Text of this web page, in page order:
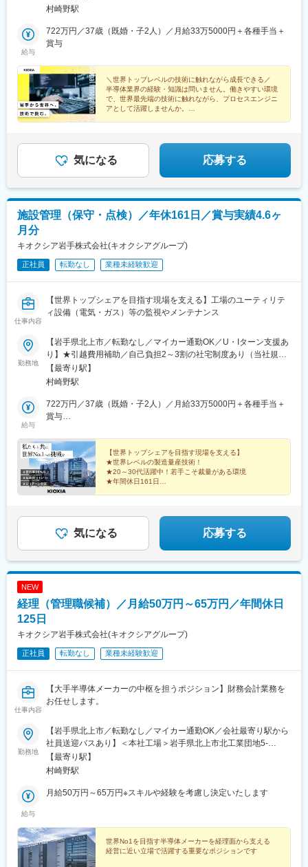
制度があります（当社規定による）。北上市は自然豊かで住みや
す。
村崎野駅
給与
722万円／37歳（既婚・子2人）／月給33万5000円＋各種手当＋
賞与
＼世界トップレベルの技術に触れながら成長できる／
半導体業界の経験・知識は問いません。働きやすい環境
で、世界最先端の技術に触れながら、プロセスエンジニ
アとして活躍しませんか。
★年間休日125日
★転勤なし
気になる 応募する
施設管理（保守・点検）／年休161日／賞与実績4.6ヶ
月分
キオクシア岩手株式会社(キオクシアグループ)
正社員 転勤なし 業種未経験歓迎
仕事内容
【世界トップシェアを目指す現場を支える】工場のユーティリテ
ィ設備（電気・ガス）等の監視やメンテナンス
勤務地
【岩手県北上市／転勤なし／マイカー通勤OK／U・Iターン支援あ
り】★引越費用補助／自己負担2～3割の社宅制度あり（当社規定
による）★会社最寄駅から社員送迎バスあり＜住所＞岩手県北上
市北工業団地6番6号└JR村崎野駅より車で5分└JR北上駅より車
【最寄り駅】
村崎野駅
給与
722万円／37歳（既婚・子2人）／月給33万5000円＋各種手当＋
賞与
【世界トップシェアを目指す現場を支える】
★世界レベルの製造量産技術！
★20～30代活躍中！若手こそ裁量がある環境
★年間休日161日
気になる 応募する
NEW
経理（管理職候補）／月給50万円～65万円／年間休日
125日
キオクシア岩手株式会社(キオクシアグループ)
正社員 転勤なし 業種未経験歓迎
仕事内容
【大手半導体メーカーの中枢を担うポジション】財務会計業務を
お任せします。
勤務地
【岩手県北上市／転勤なし／マイカー通勤OK／会社最寄り駅から
社員送迎バスあり】＜本社工場＞岩手県北上市北工業団地5-
29★U・Iターン歓迎！引っ越し費用補助／自己負担2～3割の社宅
制度があります（当社規定による）。北上市は自然豊かで住みや
す。
【最寄り駅】
村崎野駅
給与
月給50万円～65万円※スキルや経験を考慮し決定いたします
世界No1を目指す半導体メーカーを経理面から支える
経営に近い立場で活躍する重要なポジションです